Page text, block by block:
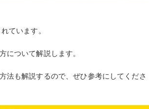
ています。
について解説します。
法も解説するので、ぜひ参考にしてくださ